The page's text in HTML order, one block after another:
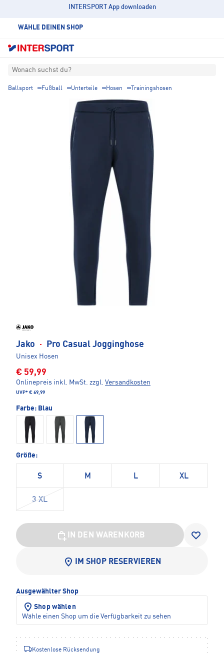
INTERSPORT App downloaden
WÄHLE DEINEN SHOP
Wonach suchst du?
Ballsport Fußball Unterteile Hosen Trainingshosen
Jako · Pro Casual Jogginghose
Unisex Hosen
€ 59,99
Onlinepreis inkl. MwSt. zzgl. Versandkosten
UVP* € 69,99
Farbe: Blau
Größe:
S M L XL
3 XL
IN DEN WARENKORB
IM SHOP RESERVIEREN
Ausgewählter Shop
Shop wählen
Wähle einen Shop um die Verfügbarkeit zu sehen
Kostenlose Rücksendung